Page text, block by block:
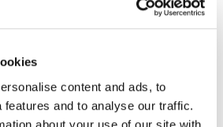
content and ads, to
features and to analyse our traffic.
about your use of our site with